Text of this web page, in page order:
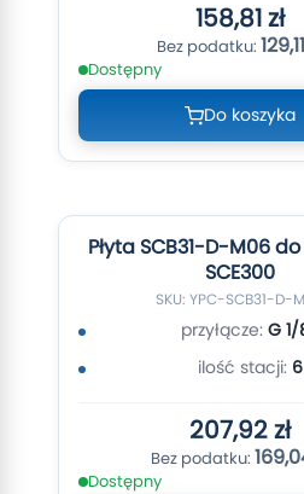
158,81 zł
Dostępny
Do koszyka
Płyta SCB31-D-M06
SCE300
SKU: YPC-SCB31-D-
przyłącze: G 1/
ilość stacji: 6
207,92 zł
Dostępny